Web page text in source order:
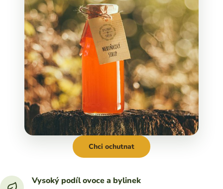
Vysoký podíl ovoce a bylinek
Chci ochutnat